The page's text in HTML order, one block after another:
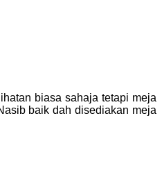
biasa sahaja tetapi meja
baik dah disediakan meja